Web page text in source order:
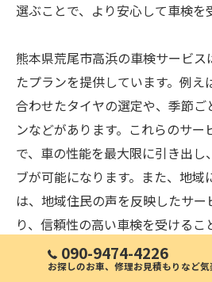
選ぶことで、より安心して車検を
熊本県荒尾市高浜の車検サービス
たプランを提供しています。例え
合わせたタイヤの選定や、季節ご
ンなどがあります。これらのサー
で、車の性能を最大限に引き出し
ブが可能になります。また、地域
は、地域住民の声を反映したサー
り、信頼性の高い車検を受けるこ
090-9474-4226
お探しのお車、修理お見積もりなど気